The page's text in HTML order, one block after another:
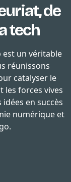
de
tech
un véritable
réunissons
catalyser le
les forces vives
en succès
numérique et